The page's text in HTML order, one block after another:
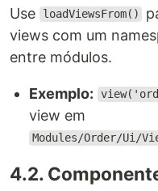
Use loadViewsFrom()
views com um
entre módulos.
Exemplo:
view em
Modules/Order/Ui/
4.2.